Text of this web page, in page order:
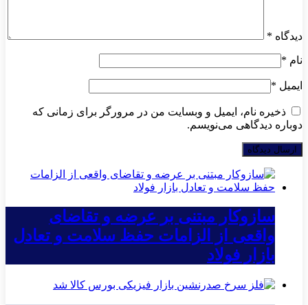
دیدگاه *
نام *
ایمیل *
ذخیره نام، ایمیل و وبسایت من در مرورگر برای زمانی که
دوباره دیدگاهی می‌نویسم.
سازوکار مبتنی بر عرضه و تقاضای
واقعی از الزامات حفظ سلامت و تعادل
بازار فولاد